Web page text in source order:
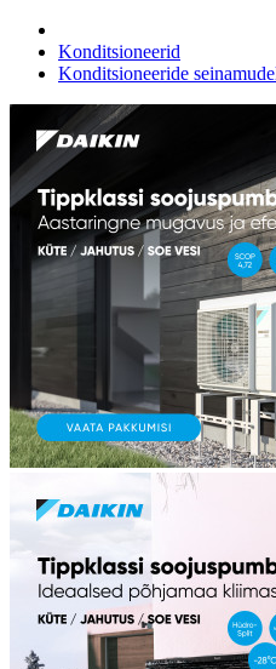
Konditsioneerid
Konditsioneeride